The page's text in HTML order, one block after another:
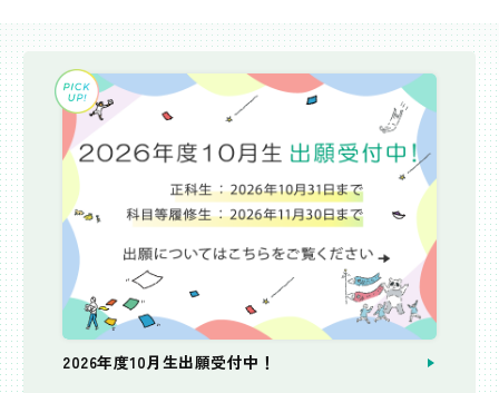
2026年度10月生出願受付中！